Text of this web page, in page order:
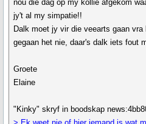
nou die dag op my kollie afgekom
jy't al my simpatie!!
Dalk moet jy vir die veearts gaan
gegaan het nie, daar's dalk iets fout
Groete
Elaine
"Kinky" skryf in boodskap